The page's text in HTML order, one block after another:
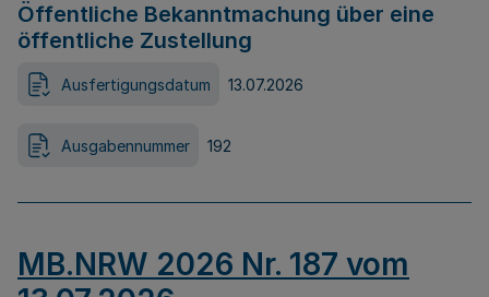
Öffentliche Bekanntmachung über eine
öffentliche Zustellung
Ausfertigungsdatum 13.07.2026
Ausgabennummer 192
MB.NRW 2026 Nr. 187 vom